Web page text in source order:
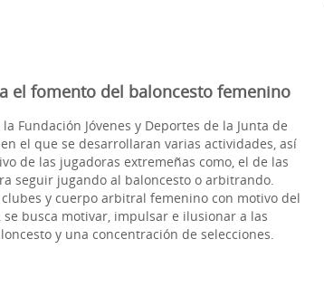
el fomento del baloncesto femenino
Fundación Jóvenes y Deportes de la Junta de
el que se desarrollaran varias actividades, así
de las jugadoras extremeñas como, el de las
seguir jugando al baloncesto o arbitrando.
y cuerpo arbitral femenino con motivo del
busca motivar, impulsar e ilusionar a las
y una concentración de selecciones.